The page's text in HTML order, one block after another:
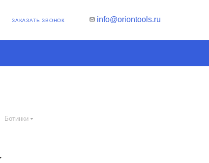
ЗАКАЗАТЬ ЗВОНОК info@oriontools.ru
Ботинки